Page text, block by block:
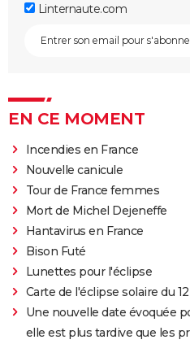
Linternaute.com
EN CE MOMENT
Incendies en France
Nouvelle canicule
Tour de France femmes
Mort de Michel Dejeneffe
Hantavirus en France
Bison Futé
Lunettes pour l'éclipse
Carte de l'éclipse solaire du
Une nouvelle date évoquée
elle est plus tardive que les